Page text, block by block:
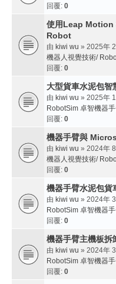
回覆: 0
使用Leap Motion
Robot
由 kiwi wu » 2025年
機器人視覺技術/
回覆: 0
大型貨車水泥包智
由 kiwi wu » 2025年
RobotSim 卓智機器
回覆: 0
機器手臂與
由 kiwi wu » 2024年
機器人視覺技術/
回覆: 0
機器手臂水泥包貨
由 kiwi wu » 2024年
RobotSim 卓智機器
回覆: 0
機器手臂主機板拆
由 kiwi wu » 2024年
RobotSim 卓智機器
回覆: 0